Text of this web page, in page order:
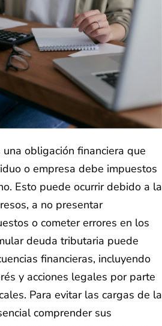
obligación financiera que
o empresa debe impuestos
Esto puede ocurrir debido a la
a no presentar
o cometer errores en los
deuda tributaria puede
financieras, incluyendo
y acciones legales por parte
Para evitar las cargas de la
comprender sus